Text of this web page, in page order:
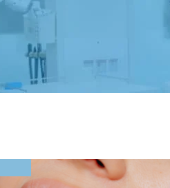
クリニック紹介TOP
診療の流れ
院内紹介
一般歯科
訪問歯科診療
院長ブログ スタッフ